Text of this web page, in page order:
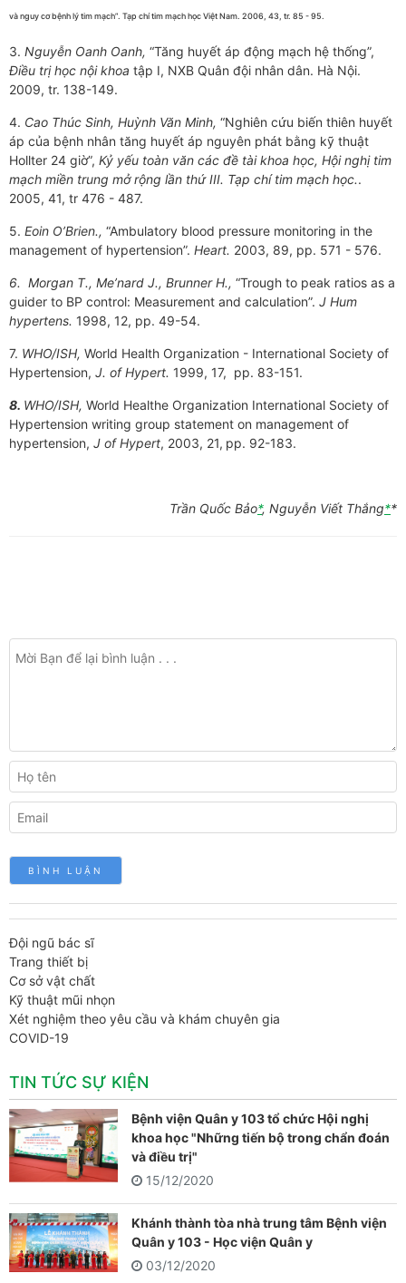
và nguy cơ bệnh lý tim mạch”. Tạp chí tim mạch học Việt Nam. 2006, 43, tr. 85 - 95.
3. Nguyễn Oanh Oanh, “Tăng huyết áp động mạch hệ thống”,
Điều trị học nội khoa tập I, NXB Quân đội nhân dân. Hà Nội.
2009, tr. 138-149.
4. Cao Thúc Sinh, Huỳnh Văn Minh, “Nghiên cứu biến thiên huyết
áp của bệnh nhân tăng huyết áp nguyên phát bằng kỹ thuật
Hollter 24 giờ”, Kỷ yếu toàn văn các đề tài khoa học, Hội nghị tim
mạch miền trung mở rộng lần thứ III. Tạp chí tim mạch học..
2005, 41, tr 476 - 487.
5. Eoin O’Brien., “Ambulatory blood pressure monitoring in the
management of hypertension”. Heart. 2003, 89, pp. 571 - 576.
6. Morgan T., Me’nard J., Brunner H., “Trough to peak ratios as a
guider to BP control: Measurement and calculation”. J Hum
hypertens. 1998, 12, pp. 49-54.
7. WHO/ISH, World Health Organization - International Society of
Hypertension, J. of Hypert. 1999, 17, pp. 83-151.
8. WHO/ISH, World Healthe Organization International Society of
Hypertension writing group statement on management of
hypertension, J of Hypert, 2003, 21, pp. 92-183.
Trần Quốc Bảo*, Nguyễn Viết Thắng**
Đội ngũ bác sĩ
Trang thiết bị
Cơ sở vật chất
Kỹ thuật mũi nhọn
Xét nghiệm theo yêu cầu và khám chuyên gia
COVID-19
TIN TỨC SỰ KIỆN
Bệnh viện Quân y 103 tổ chức Hội nghị
khoa học "Những tiến bộ trong chẩn đoán
và điều trị"
15/12/2020
Khánh thành tòa nhà trung tâm Bệnh viện
Quân y 103 - Học viện Quân y
03/12/2020